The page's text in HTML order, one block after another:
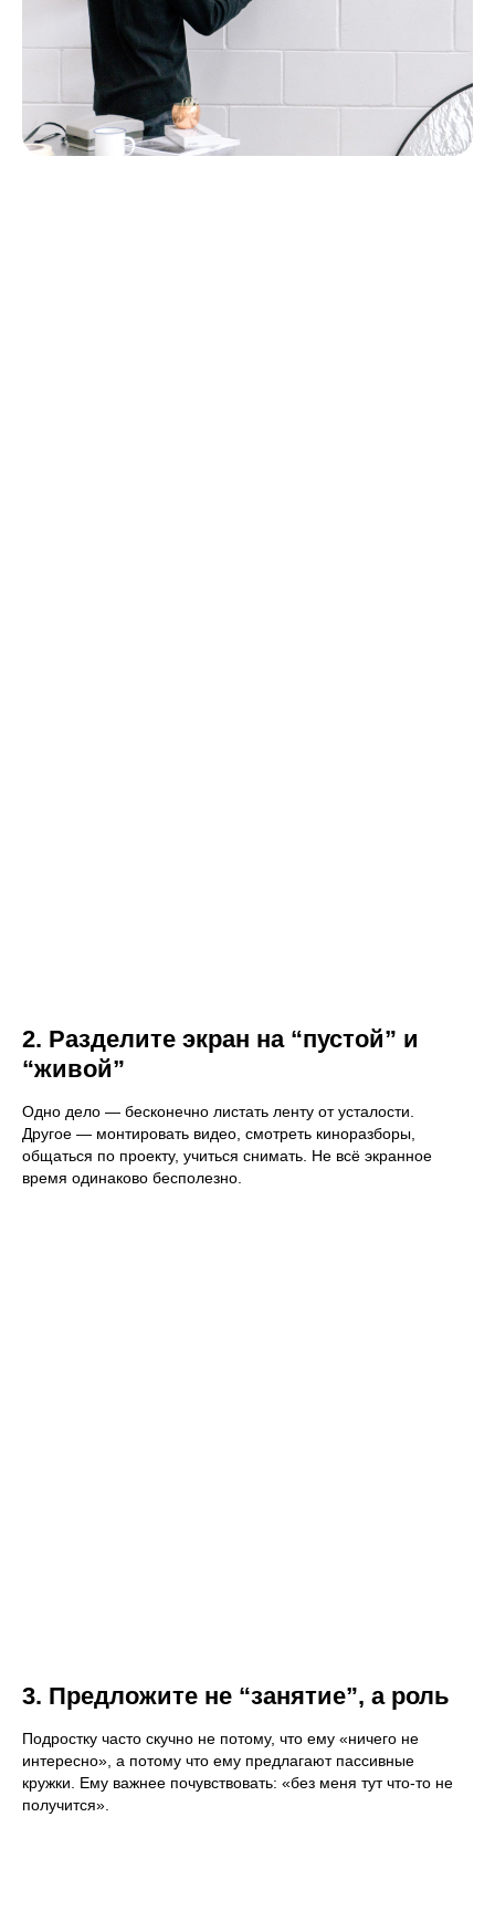
2. Разделите экран на “пустой” и
“живой”
Одно дело — бесконечно листать ленту от усталости.
Другое — монтировать видео, смотреть киноразборы,
общаться по проекту, учиться снимать. Не всё экранное
время одинаково бесполезно.
3. Предложите не “занятие”, а роль
Подростку часто скучно не потому, что ему «ничего не
интересно», а потому что ему предлагают пассивные
кружки. Ему важнее почувствовать: «без меня тут что-то не
получится».